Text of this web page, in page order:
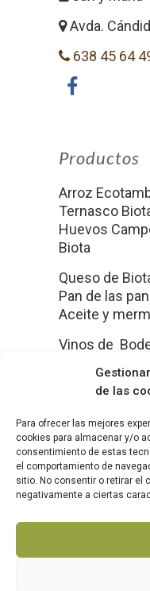
de las
Para ofrecer las mejores
cookies para almacenar y/o
consentimiento de estas
el comportamiento de
sitio. No consentir o retirar el
negativamente a ciertas
Avda.
638 45 64
Productos
Arroz
Ternasco
Huevos
Biota
Queso de
Pan de las
Aceite y
Vinos de
AVISO LEGAL|
DE